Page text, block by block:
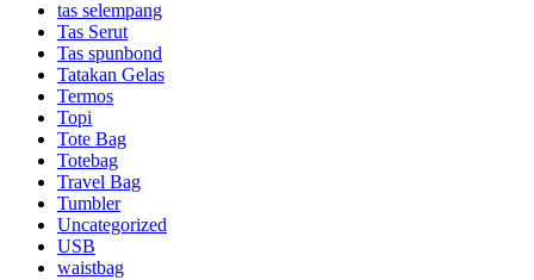
tas selempang
Tas Serut
Tas spunbond
Tatakan Gelas
Termos
Topi
Tote Bag
Totebag
Travel Bag
Tumbler
Uncategorized
USB
waistbag